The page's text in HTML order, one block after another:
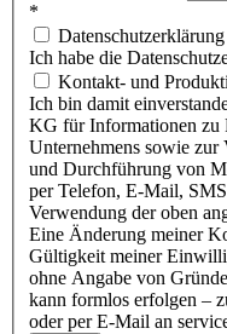
*
Datenschutzerklärung
Ich habe die
Kontakt- und
Ich bin damit
KG für Informationen zu
Unternehmens sowie zur
und Durchführung von
per Telefon, E-Mail,
Verwendung der oben
Eine Änderung meiner
Gültigkeit meiner
ohne Angabe von
kann formlos erfolgen –
oder per E-Mail an